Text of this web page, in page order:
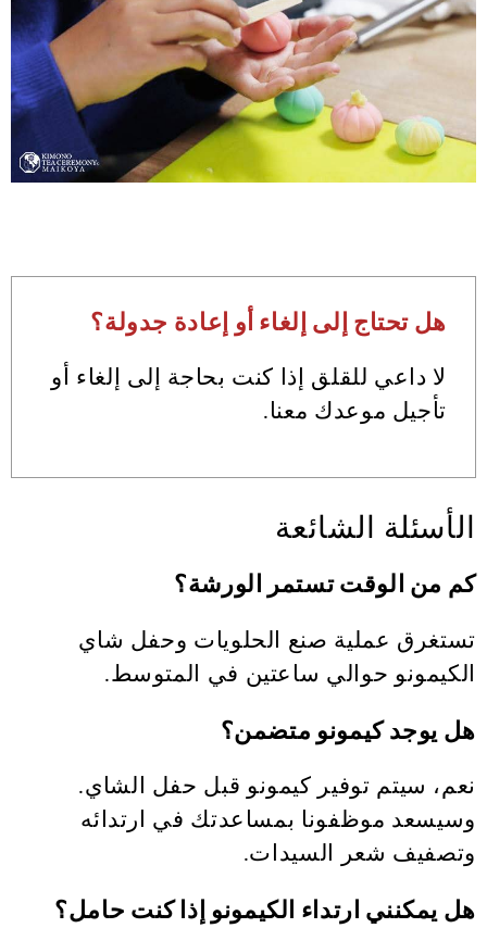
هل تحتاج إلى إلغاء أو إعادة جدولة؟
لا داعي للقلق إذا كنت بحاجة إلى إلغاء أو
تأجيل موعدك معنا.
الأسئلة الشائعة
كم من الوقت تستمر الورشة؟
تستغرق عملية صنع الحلويات وحفل شاي
الكيمونو حوالي ساعتين في المتوسط.
هل يوجد كيمونو متضمن؟
نعم، سيتم توفير كيمونو قبل حفل الشاي.
وسيسعد موظفونا بمساعدتك في ارتدائه
وتصفيف شعر السيدات.
هل يمكنني ارتداء الكيمونو إذا كنت حامل؟